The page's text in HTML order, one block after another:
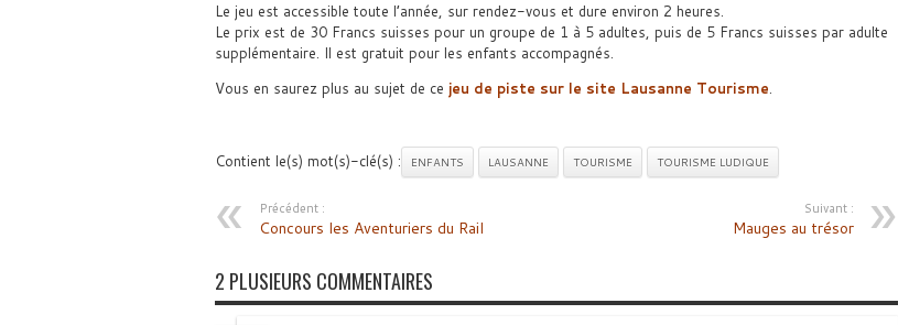
Le jeu est accessible toute l’année, sur rendez-vous et dure environ 2 heures.
Le prix est de 30 Francs suisses pour un groupe de 1 à 5 adultes, puis de 5 Francs suisses par adulte
supplémentaire. Il est gratuit pour les enfants accompagnés.
Vous en saurez plus au sujet de ce jeu de piste sur le site Lausanne Tourisme
Contient le(s) mot(s)-clé(s) : ENFANTS LAUSANNE TOURISME TOURISME LUDIQUE
Précédent :
Concours les Aventuriers du Rail
Suivant :
Mauges au trésor
2 PLUSIEURS COMMENTAIRES